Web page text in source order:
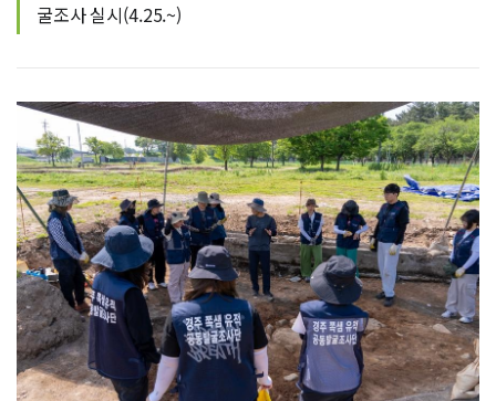
굴조사 실시(4.25.~)